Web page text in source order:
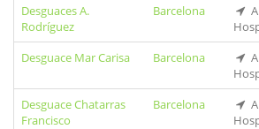
Desguaces A.
Rodríguez
Barcelona
Desguace Mar Carisa
Barcelona
Desguace Chatarras
Francisco
Barcelona